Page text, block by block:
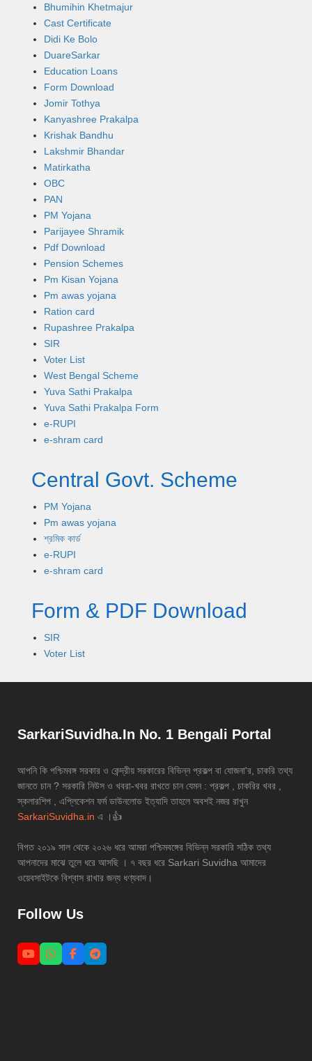
Bhumihin Khetmajur
Cast Certificate
Didi Ke Bolo
DuareSarkar
Education Loans
Form Download
Jomir Tothya
Kanyashree Prakalpa
Krishak Bandhu
Lakshmir Bhandar
Matirkatha
OBC
PAN
PM Yojana
Parijayee Shramik
Pdf Download
Pension Schemes
Pm Kisan Yojana
Pm awas yojana
Ration card
Rupashree Prakalpa
SIR
Voter List
West Bengal Scheme
Yuva Sathi Prakalpa
Yuva Sathi Prakalpa Form
e-RUPI
e-shram card
Central Govt. Scheme
PM Yojana
Pm awas yojana
শ্রমিক কার্ড
e-RUPI
e-shram card
Form & PDF Download
SIR
Voter List
SarkariSuvidha.In No. 1 Bengali Portal
আপনি কি পশ্চিমবঙ্গ সরকার ও কেন্দ্রীয় সরকারের বিভিন্ন প্রকল্প বা যোজনা'র, চাকরি তথ্য
জানতে চান ? সরকারি নিউস ও খবরা-খবর রাখতে চান যেমন : প্রকল্প , চাকরির খবর ,
স্কলারশিপ , এপ্লিকেশন ফর্ম ডাউনলোড ইত্যাদি তাহলে অবশই নজর রাখুন
SarkariSuvidha.in এ ।👍
বিগত ২০১৯ সাল থেকে ২০২৬ ধরে আমরা পশ্চিমবঙ্গের বিভিন্ন সরকারি সঠিক তথ্য
আপনাদের মাঝে তুলে ধরে আসছি । ৭ বছর ধরে Sarkari Suvidha আমাদের
ওয়েবসাইটকে বিশ্বাস রাখার জন্য ধণ্যবাদ।
Follow Us